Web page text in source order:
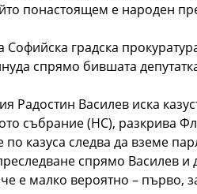
понастоящем е народен
градска
спрямо бившата
Василев иска
събрание (НС), разкрива
по казуса следва да вземе
спрямо Василев и
е малко вероятно – първо,